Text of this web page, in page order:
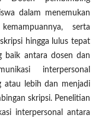
dalam menemukan
serta
hingga lulus tepat
baik antara dosen dan
interpersonal
atau lebih dan menjadi
skripsi. Penelitian
interpersonal antara